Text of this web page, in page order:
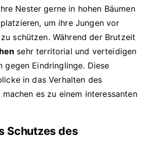
Nester gerne in hohen Bäumen
um ihre Jungen vor
schützen. Während der Brutzeit
sehr territorial und verteidigen
gegen Eindringlinge. Diese
in das Verhalten des
machen es zu einem interessanten
Schutzes des